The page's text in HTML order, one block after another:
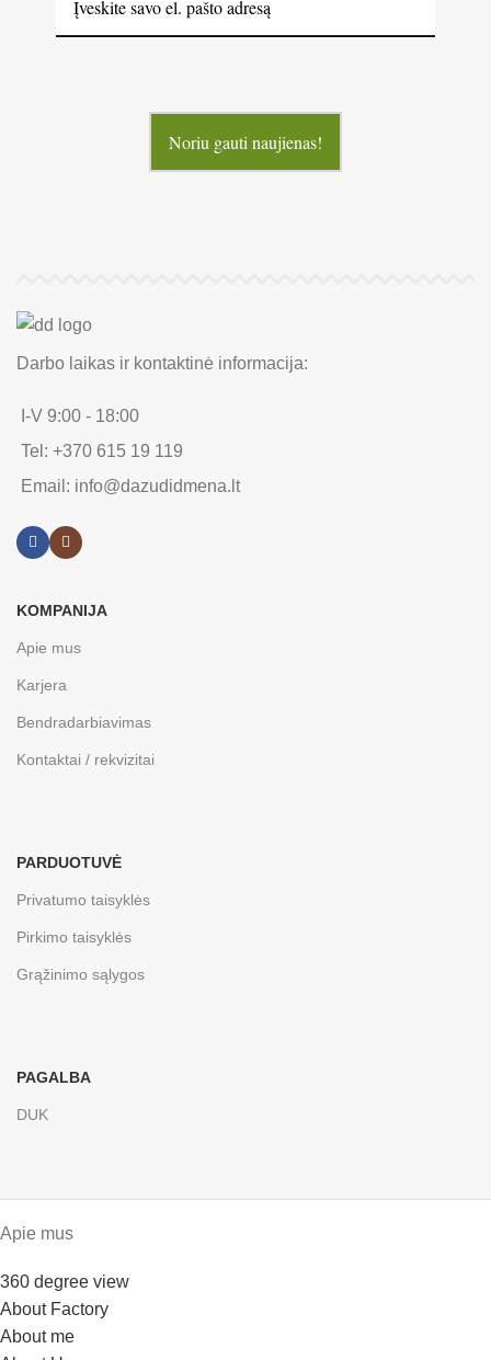
Noriu gauti naujienas!
Darbo laikas ir kontaktinė informacija:
I-V 9:00 - 18:00
Tel: +370 615 19 119
Email: info@dazudidmena.lt
KOMPANIJA
Apie mus
Karjera
Bendradarbiavimas
Kontaktai / rekvizitai
PARDUOTUVĖ
Privatumo taisyklės
Pirkimo taisyklės
Grąžinimo sąlygos
PAGALBA
DUK
Apie mus
360 degree view
About Factory
About me